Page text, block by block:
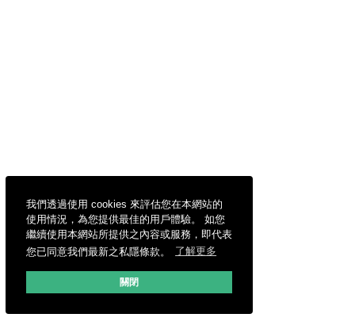
我們透過使用 cookies 來評估您在本網站的
使用情況，為您提供最佳的用戶體驗。 如您
繼續使用本網站所提供之內容或服務，即代表
您已同意我們最新之私隱條款。
了解更多
關閉